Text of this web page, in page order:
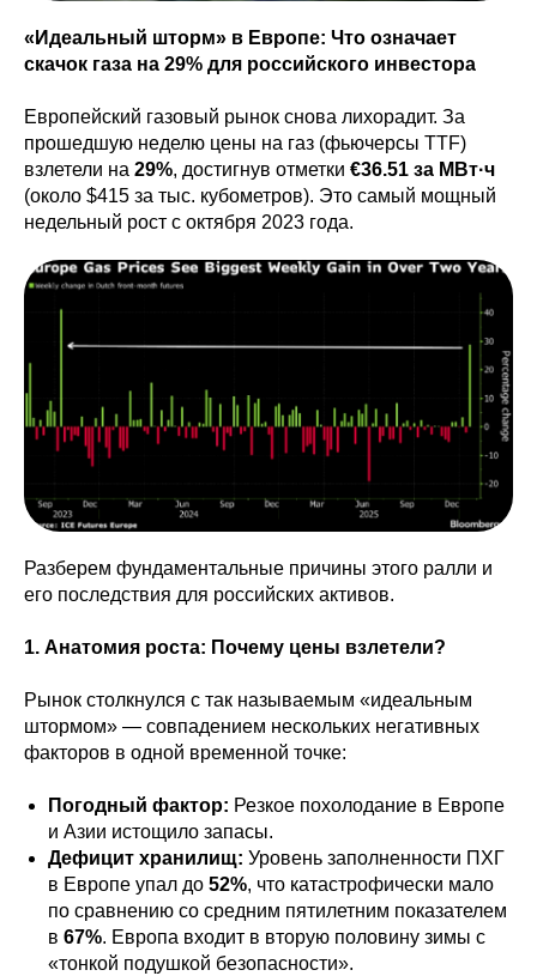
«Идеальный шторм» в Европе: Что означает
скачок газа на 29% для российского инвестора
Европейский газовый рынок снова лихорадит. За
прошедшую неделю цены на газ (фьючерсы TTF)
взлетели на 29%, достигнув отметки €36.51 за МВт·ч
(около $415 за тыс. кубометров). Это самый мощный
недельный рост с октября 2023 года.
Разберем фундаментальные причины этого ралли и
его последствия для российских активов.
1. Анатомия роста: Почему цены взлетели?
Рынок столкнулся с так называемым «идеальным
штормом» — совпадением нескольких негативных
факторов в одной временной точке:
Погодный фактор: Резкое похолодание в Европе
и Азии истощило запасы.
Дефицит хранилищ: Уровень заполненности ПХГ
в Европе упал до 52%, что катастрофически мало
по сравнению со средним пятилетним показателем
в 67%. Европа входит в вторую половину зимы с
«тонкой подушкой безопасности».